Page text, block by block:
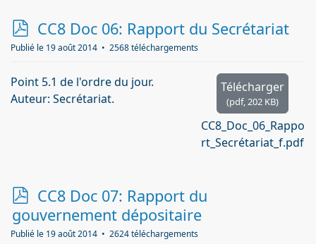
p
d
CC8 Doc 06: Rapport du Secrétariat
Publié le 19 août 2014 2568 téléchargements
Télécharger
(pdf,202 KB)
CC8_Doc_06_Rappo
rt_Secrétariat_f.pdf
Point 5.1 de l'ordre du jour.
Auteur: Secrétariat.
p
d
f
CC8 Doc 07: Rapport du
gouvernement dépositaire
Publié le 19 août 2014 2624 téléchargements